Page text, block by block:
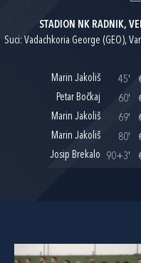
STADION NK RADNIK,
Suci: Vadachkoria George (GEO),
Marin Jakoliš
45'
Petar Bočkaj
60'
Marin Jakoliš
69'
Marin Jakoliš
80'
Josip Brekalo
90+3'